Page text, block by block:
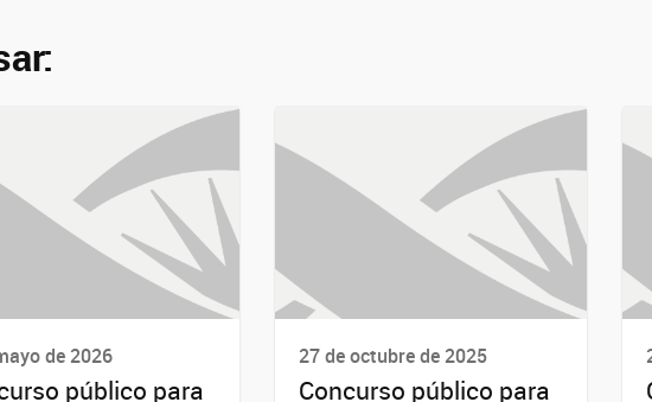
de 2026
público para
27 de octubre de 2025
Concurso público para